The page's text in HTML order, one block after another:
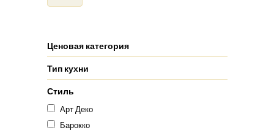
Ценовая категория
Тип кухни
Стиль
Арт Деко
Барокко